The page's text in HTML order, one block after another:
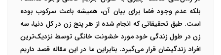
بلکه عدم وجود فضا برای بیان آن، همیشه باعث سرکوب بوده
است. طبق تحقیقاتی که انجام شده از هر پنج زن در کل دنیا، سه
زن در طول زندگی خود مورد خشونت خانگی توسط نزدیک‌ترین
افراد زندگیشان قرار می‌گیرد. بنابراین ما در این مقاله قصد داریم